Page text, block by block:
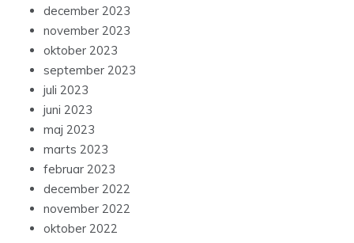
december 2023
november 2023
oktober 2023
september 2023
juli 2023
juni 2023
maj 2023
marts 2023
februar 2023
december 2022
november 2022
oktober 2022